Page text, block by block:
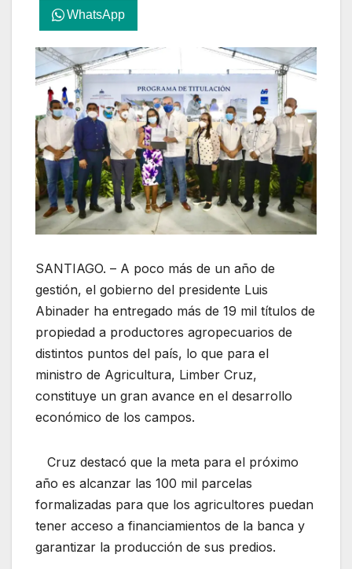
WhatsApp
SANTIAGO. – A poco más de un año de
gestión, el gobierno del presidente Luis
Abinader ha entregado más de 19 mil títulos de
propiedad a productores agropecuarios de
distintos puntos del país, lo que para el
ministro de Agricultura, Limber Cruz,
constituye un gran avance en el desarrollo
económico de los campos.
Cruz destacó que la meta para el próximo
año es alcanzar las 100 mil parcelas
formalizadas para que los agricultores puedan
tener acceso a financiamientos de la banca y
garantizar la producción de sus predios.